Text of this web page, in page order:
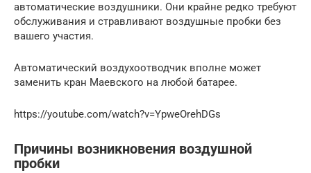
автоматические воздушники. Они крайне редко требуют
обслуживания и стравливают воздушные пробки без
вашего участия.
Автоматический воздухоотводчик вполне может
заменить кран Маевского на любой батарее.
https://youtube.com/watch?v=YpweOrehDGs
Причины возникновения воздушной
пробки